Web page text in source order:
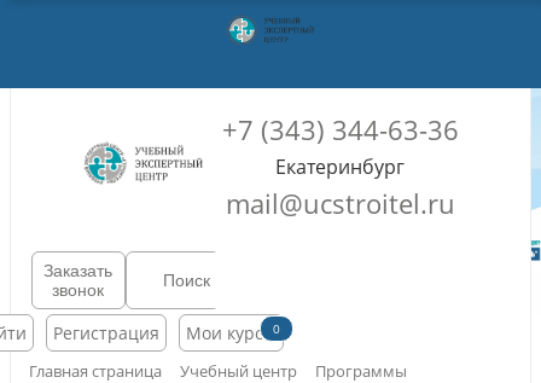
+7 (343) 344-63-36
Екатеринбург
mail@ucstroitel.ru
Заказать
звонок
Регистрация Мои курсы0
Главная страница Учебный центр
Программы